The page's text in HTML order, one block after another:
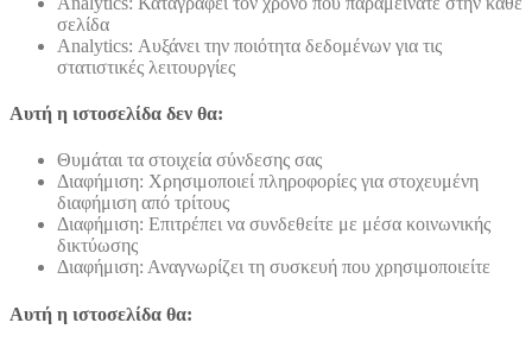
σελίδα
Analytics: Αυξάνει την ποιότητα δεδομένων για τις
στατιστικές λειτουργίες
Αυτή η ιστοσελίδα δεν θα:
Θυμάται τα στοιχεία σύνδεσης σας
Διαφήμιση: Χρησιμοποιεί πληροφορίες για στοχευμένη
διαφήμιση από τρίτους
Διαφήμιση: Επιτρέπει να συνδεθείτε με μέσα κοινωνικής
δικτύωσης
Διαφήμιση: Αναγνωρίζει τη συσκευή που χρησιμοποιείτε
Αυτή η ιστοσελίδα θα: